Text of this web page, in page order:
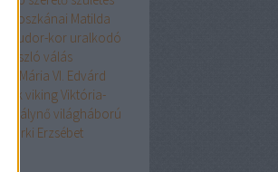
Toszkánai Matilda
Tudor-kor uralkodó
V. László válás
Mária VI. Edvárd
vikingViktória-
királynő világháború
Yorki Erzsébet